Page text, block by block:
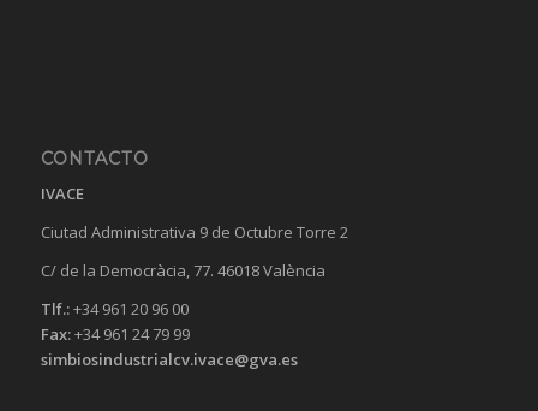
CONTACTO
IVACE
Ciutad Administrativa 9 de Octubre Torre 2
C/ de la Democràcia, 77. 46018 València
Tlf.:+34 961 20 96 00
Fax:+34 961 24 79 99
simbiosindustrialcv.ivace@gva.es